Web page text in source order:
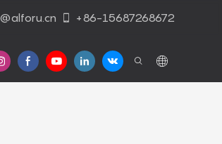
+86-15687268672